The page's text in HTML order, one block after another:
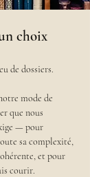
choix
de dossiers.
mode de
que nous
— pour
sa complexité,
et pour
courir.